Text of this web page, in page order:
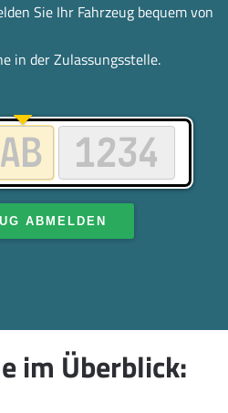
Sie Ihr Fahrzeug bequem von
in der Zulassungsstelle.
ABMELDEN
im Überblick: